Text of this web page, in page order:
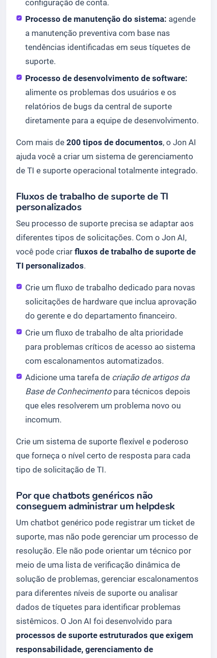
configuração de conta.
Processo de manutenção do sistema: agende
a manutenção preventiva com base nas
tendências identificadas em seus tíquetes de
suporte.
Processo de desenvolvimento de software:
alimente os problemas dos usuários e os
relatórios de bugs da central de suporte
diretamente para a equipe de desenvolvimento.
Com mais de 200 tipos de documentos, o Jon AI
ajuda você a criar um sistema de gerenciamento
de TI e suporte operacional totalmente integrado.
Fluxos de trabalho de suporte de TI
personalizados
Seu processo de suporte precisa se adaptar aos
diferentes tipos de solicitações. Com o Jon AI,
você pode criar fluxos de trabalho de suporte de
TI personalizados.
Crie um fluxo de trabalho dedicado para novas
solicitações de hardware que inclua aprovação
do gerente e do departamento financeiro.
Crie um fluxo de trabalho de alta prioridade
para problemas críticos de acesso ao sistema
com escalonamentos automatizados.
Adicione uma tarefa de criação de artigos da
Base de Conhecimentopara técnicos depois
que eles resolverem um problema novo ou
incomum.
Crie um sistema de suporte flexível e poderoso
que forneça o nível certo de resposta para cada
tipo de solicitação de TI.
Por que chatbots genéricos não
conseguem administrar um helpdesk
Um chatbot genérico pode registrar um ticket de
suporte, mas não pode gerenciar um processo de
resolução. Ele não pode orientar um técnico por
meio de uma lista de verificação dinâmica de
solução de problemas, gerenciar escalonamentos
para diferentes níveis de suporte ou analisar
dados de tíquetes para identificar problemas
sistêmicos. O Jon AI foi desenvolvido para
processos de suporte estruturados que exigem
responsabilidade, gerenciamento de